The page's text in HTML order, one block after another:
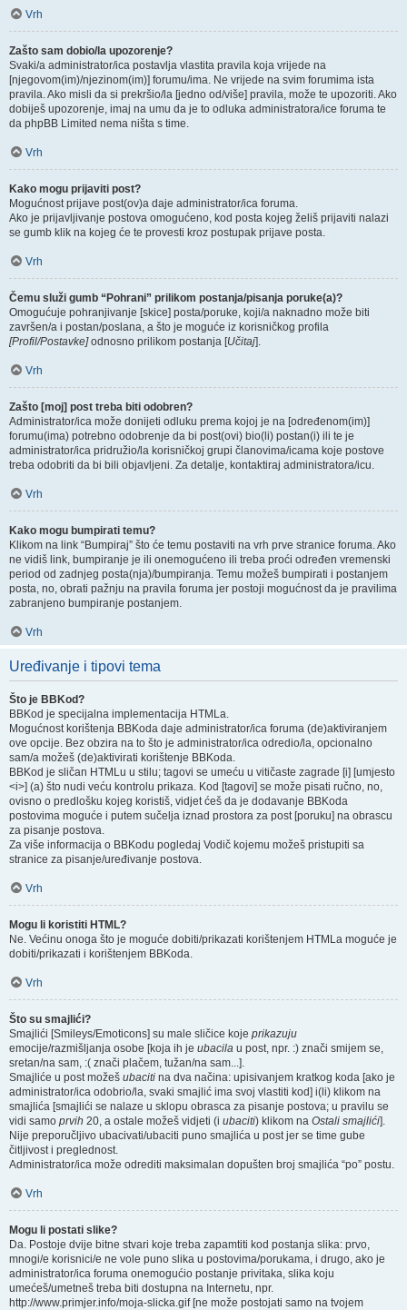
Vrh
Zašto sam dobio/la upozorenje?
Svaki/a administrator/ica postavlja vlastita pravila koja vrijede na
[njegovom(im)/njezinom(im)] forumu/ima. Ne vrijede na svim forumima ista
pravila. Ako misli da si prekršio/la [jedno od/više] pravila, može te upozoriti. Ako
dobiješ upozorenje, imaj na umu da je to odluka administratora/ice foruma te
da phpBB Limited nema ništa s time.
Vrh
Kako mogu prijaviti post?
Mogućnost prijave post(ov)a daje administrator/ica foruma.
Ako je prijavljivanje postova omogućeno, kod posta kojeg želiš prijaviti nalazi
se gumb klik na kojeg će te provesti kroz postupak prijave posta.
Vrh
Čemu služi gumb “Pohrani” prilikom postanja/pisanja poruke(a)?
Omogućuje pohranjivanje [skice] posta/poruke, koji/a naknadno može biti
završen/a i postan/poslana, a što je moguće iz korisničkog profila
[Profil/Postavke]odnosno prilikom postanja [Učitaj].
Vrh
Zašto [moj] post treba biti odobren?
Administrator/ica može donijeti odluku prema kojoj je na [određenom(im)]
forumu(ima) potrebno odobrenje da bi post(ovi) bio(li) postan(i) ili te je
administrator/ica pridružio/la korisničkoj grupi članovima/icama koje postove
treba odobriti da bi bili objavljeni. Za detalje, kontaktiraj administratora/icu.
Vrh
Kako mogu bumpirati temu?
Klikom na link “Bumpiraj” što će temu postaviti na vrh prve stranice foruma. Ako
ne vidiš link, bumpiranje je ili onemogućeno ili treba proći određen vremenski
period od zadnjeg posta(nja)/bumpiranja. Temu možeš bumpirati i postanjem
posta, no, obrati pažnju na pravila foruma jer postoji mogućnost da je pravilima
zabranjeno bumpiranje postanjem.
Vrh
Uređivanje i tipovi tema
Što je BBKod?
BBKod je specijalna implementacija HTMLa.
Mogućnost korištenja BBKoda daje administrator/ica foruma (de)aktiviranjem
ove opcije. Bez obzira na to što je administrator/ica odredio/la, opcionalno
sam/a možeš (de)aktivirati korištenje BBKoda.
BBKod je sličan HTMLu u stilu; tagovi se umeću u vitičaste zagrade [i] [umjesto
<i>] (a) što nudi veću kontrolu prikaza. Kod [tagovi] se može pisati ručno, no,
ovisno o predlošku kojeg koristiš, vidjet ćeš da je dodavanje BBKoda
postovima moguće i putem sučelja iznad prostora za post [poruku] na obrascu
za pisanje postova.
Za više informacija o BBKodu pogledaj Vodič kojemu možeš pristupiti sa
stranice za pisanje/uređivanje postova.
Vrh
Mogu li koristiti HTML?
Ne. Većinu onoga što je moguće dobiti/prikazati korištenjem HTMLa moguće je
dobiti/prikazati i korištenjem BBKoda.
Vrh
Što su smajlići?
Smajlići [Smileys/Emoticons] su male sličice koje prikazuju
emocije/razmišljanja osobe [koja ih je ubacila u post, npr. :) znači smijem se,
sretan/na sam, :( znači plačem, tužan/na sam...].
Smajliće u post možeš ubaciti na dva načina: upisivanjem kratkog koda [ako je
administrator/ica odobrio/la, svaki smajlić ima svoj vlastiti kod] i(li) klikom na
smajlića [smajlići se nalaze u sklopu obrasca za pisanje postova; u pravilu se
vidi samo prvih 20, a ostale možeš vidjeti (i ubaciti) klikom na Ostali smajlići].
Nije preporučljivo ubacivati/ubaciti puno smajlića u post jer se time gube
čitljivost i preglednost.
Administrator/ica može odrediti maksimalan dopušten broj smajlića “po” postu.
Vrh
Mogu li postati slike?
Da. Postoje dvije bitne stvari koje treba zapamtiti kod postanja slika: prvo,
mnogi/e korisnici/e ne vole puno slika u postovima/porukama, i drugo, ako je
administrator/ica foruma onemogućio postanje privitaka, slika koju
umećeš/umetneš treba biti dostupna na Internetu, npr.
http://www.primjer.info/moja-slicka.gif [ne može postojati samo na tvojem